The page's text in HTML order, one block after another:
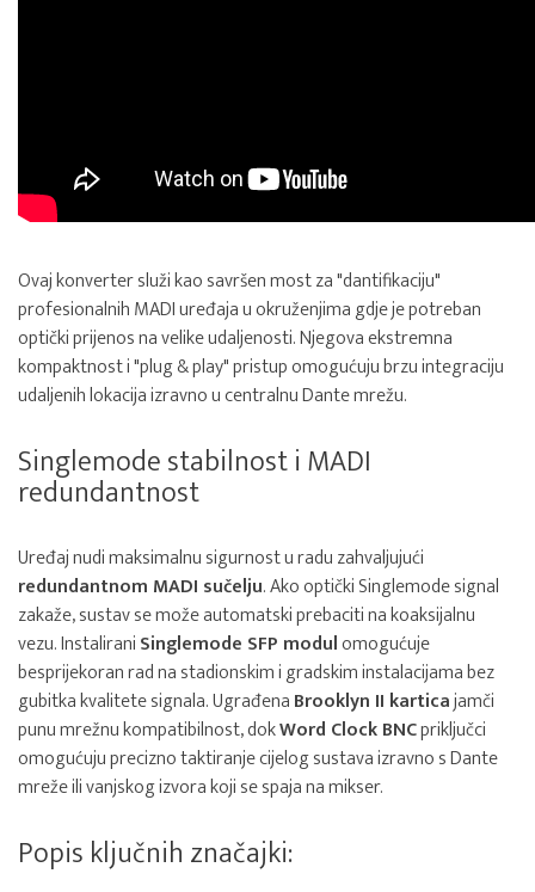
Ovaj konverter služi kao savršen most za "dantifikaciju"
profesionalnih MADI uređaja u okruženjima gdje je potreban
optički prijenos na velike udaljenosti. Njegova ekstremna
kompaktnost i "plug & play" pristup omogućuju brzu integraciju
udaljenih lokacija izravno u centralnu Dante mrežu.
Singlemode stabilnost i MADI
redundantnost
Uređaj nudi maksimalnu sigurnost u radu zahvaljujući
redundantnom MADI sučelju. Ako optički Singlemode signal
zakaže, sustav se može automatski prebaciti na koaksijalnu
vezu. InstaliraniSinglemode SFP modulomogućuje
besprijekoran rad na stadionskim i gradskim instalacijama bez
gubitka kvalitete signala. UgrađenaBrooklyn II karticajamči
punu mrežnu kompatibilnost, dokWord Clock BNCpriključci
omogućuju precizno taktiranje cijelog sustava izravno s Dante
mreže ili vanjskog izvora koji se spaja na mikser.
Popis ključnih značajki: